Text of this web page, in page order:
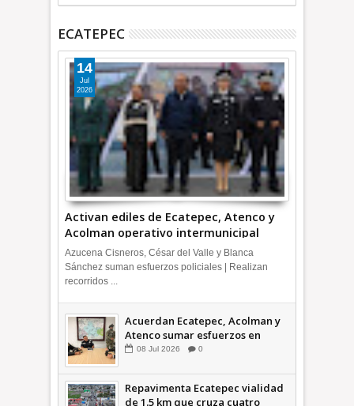
ECATEPEC
Activan ediles de Ecatepec, Atenco y
Acolman operativo intermunicipal
14
Jul
2026
Azucena Cisneros, César del Valle y Blanca
Sánchez suman esfuerzos policiales | Realizan
recorridos ...
Acuerdan Ecatepec, Acolman y
Atenco sumar esfuerzos en
seguridad
08 Jul 2026 0
Repavimenta Ecatepec vialidad
de 1.5 km que cruza cuatro